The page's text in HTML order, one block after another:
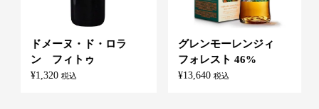
ドメーヌ・ド・ロラ
ン フィトゥ
¥1,320 税込
グレンモーレンジィ
フォレスト 46%
¥13,640 税込